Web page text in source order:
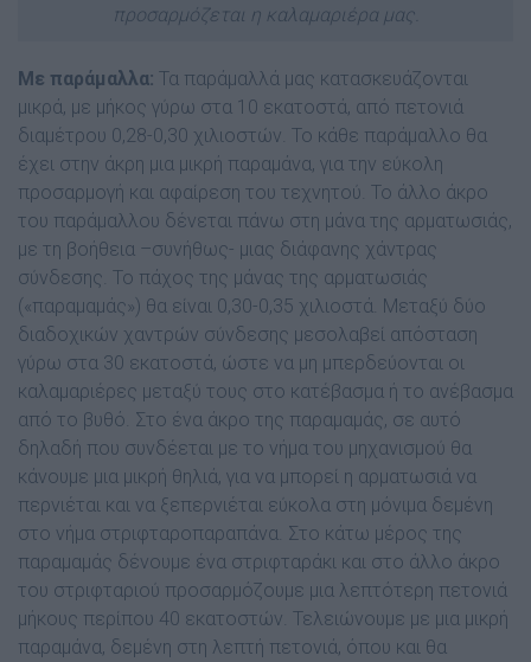
προσαρμόζεται η καλαμαριέρα μας.
Με παράμαλλα: Τα παράμαλλά μας κατασκευάζονται
μικρά, με μήκος γύρω στα 10 εκατοστά, από πετονιά
διαμέτρου 0,28-0,30 χιλιοστών. Το κάθε παράμαλλο θα
έχει στην άκρη μια μικρή παραμάνα, για την εύκολη
προσαρμογή και αφαίρεση του τεχνητού. Το άλλο άκρο
του παράμαλλου δένεται πάνω στη μάνα της αρματωσιάς,
με τη βοήθεια –συνήθως- μιας διάφανης χάντρας
σύνδεσης. Το πάχος της μάνας της αρματωσιάς
(«παραμαμάς») θα είναι 0,30-0,35 χιλιοστά. Μεταξύ δύο
διαδοχικών χαντρών σύνδεσης μεσολαβεί απόσταση
γύρω στα 30 εκατοστά, ώστε να μη μπερδεύονται οι
καλαμαριέρες μεταξύ τους στο κατέβασμα ή το ανέβασμα
από το βυθό. Στο ένα άκρο της παραμαμάς, σε αυτό
δηλαδή που συνδέεται με το νήμα του μηχανισμού θα
κάνουμε μια μικρή θηλιά, για να μπορεί η αρματωσιά να
περνιέται και να ξεπερνιέται εύκολα στη μόνιμα δεμένη
στο νήμα στριφταροπαραπάνα. Στο κάτω μέρος της
παραμαμάς δένουμε ένα στριφταράκι και στο άλλο άκρο
του στριφταριού προσαρμόζουμε μια λεπτότερη πετονιά
μήκους περίπου 40 εκατοστών. Τελειώνουμε με μια μικρή
παραμάνα, δεμένη στη λεπτή πετονιά, όπου και θα